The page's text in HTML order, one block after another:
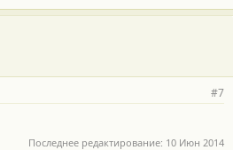
#7
Последнее редактирование: 10 Июн 2014